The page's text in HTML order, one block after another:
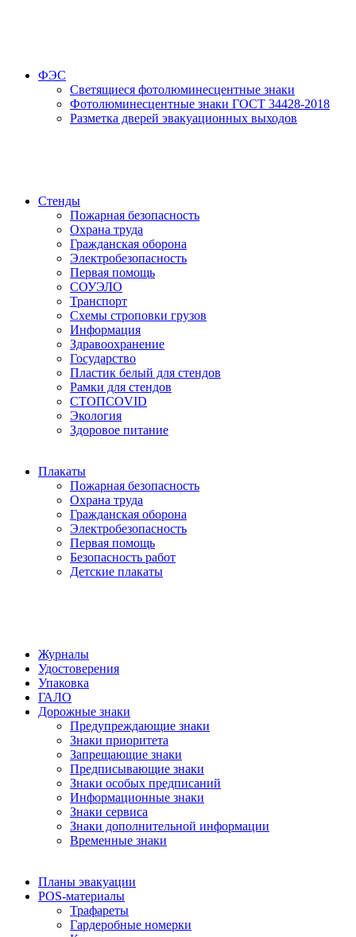
ФЭС
Светящиеся фотолюминесцентные знаки
Фотолюминесцентные знаки ГОСТ 34428-2018
Разметка дверей эвакуационных выходов
Стенды
Пожарная безопасность
Охрана труда
Гражданская оборона
Электробезопасность
Первая помощь
СОУЭЛО
Транспорт
Схемы строповки грузов
Информация
Здравоохранение
Государство
Пластик белый для стендов
Рамки для стендов
СТОПCOVID
Экология
Здоровое питание
Плакаты
Пожарная безопасность
Охрана труда
Гражданская оборона
Электробезопасность
Первая помощь
Безопасность работ
Детские плакаты
Журналы
Удостоверения
Упаковка
ГАЛО
Дорожные знаки
Предупреждающие знаки
Знаки приоритета
Запрещающие знаки
Предписывающие знаки
Знаки особых предписаний
Информационные знаки
Знаки сервиса
Знаки дополнительной информации
Временные знаки
Планы эвакуации
POS-материалы
Трафареты
Гардеробные номерки